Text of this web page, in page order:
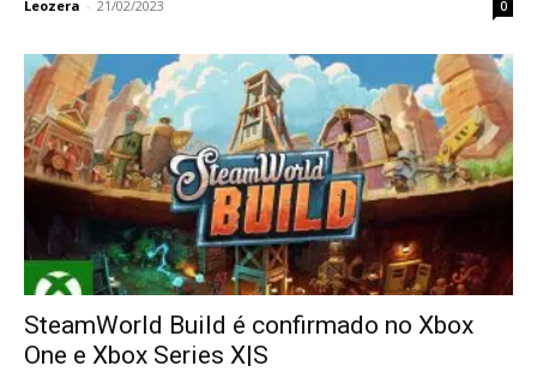
Leozera - 21/02/2023 0
SteamWorld Build é confirmado no Xbox
One e Xbox Series X|S